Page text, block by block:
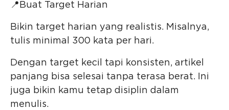
📍Buat Target Harian
Bikin target harian yang realistis. Misalnya,
tulis minimal 300 kata per hari.
Dengan target kecil tapi konsisten, artikel
panjang bisa selesai tanpa terasa berat. Ini
juga bikin kamu tetap disiplin dalam
menulis.